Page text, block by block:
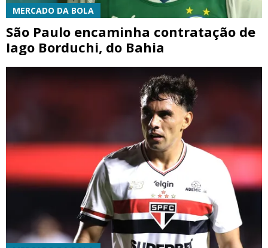
MERCADO DA BOLA
São Paulo encaminha contratação de
Iago Borduchi, do Bahia